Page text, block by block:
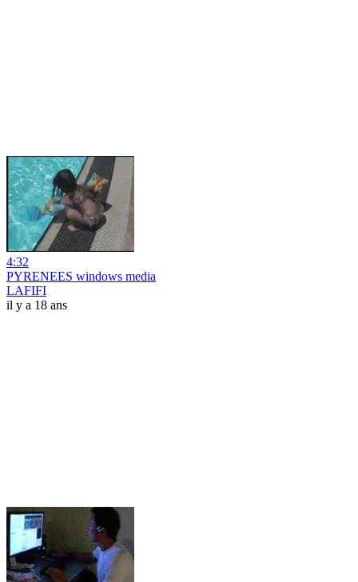
4:32
PYRENEES windows media
LAFIFI
il y a 18 ans